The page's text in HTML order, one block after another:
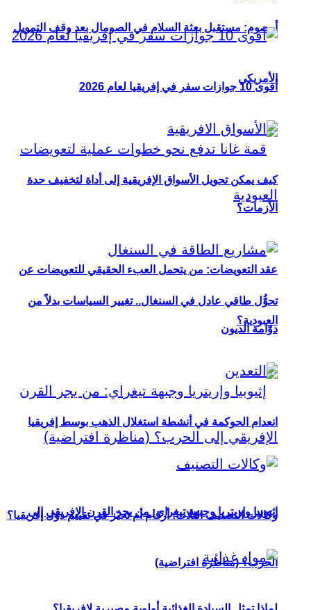
أوصوم: مستقبل بعثة السلام في الصومال بعد وقف التمويل
الأمريكي
عقد التعويضات: من يتحمل العبء الحقيقي للتعويضات عن
العبودية؟
إثيوبيا وإريتريا وجبهة تيغراي: من يجر القرن الإفريقي إلى
الحرب؟ (مناظرة افتراضية)
أقوى 10 جوازات سفر في إفريقيا لعام 2026
كيف يمكن تحويل الأسواق الإفريقية إلى أداة لتخفيف حدة
الأزمات؟
تحوُّل طاقي عادل في السنغال.. تغيير السياسات بدلاً من
دوّامة الديون
انعدام الحوكمة في أنشطة استغلال الذهب بوسط إفريقيا
وكالات التصنيف الثلاث: أرقام أم تحيّز في تقييم دول إفريقيا؟